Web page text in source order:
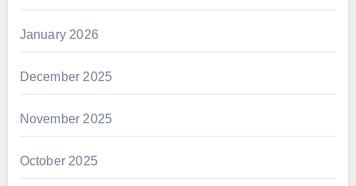
January 2026
December 2025
November 2025
October 2025